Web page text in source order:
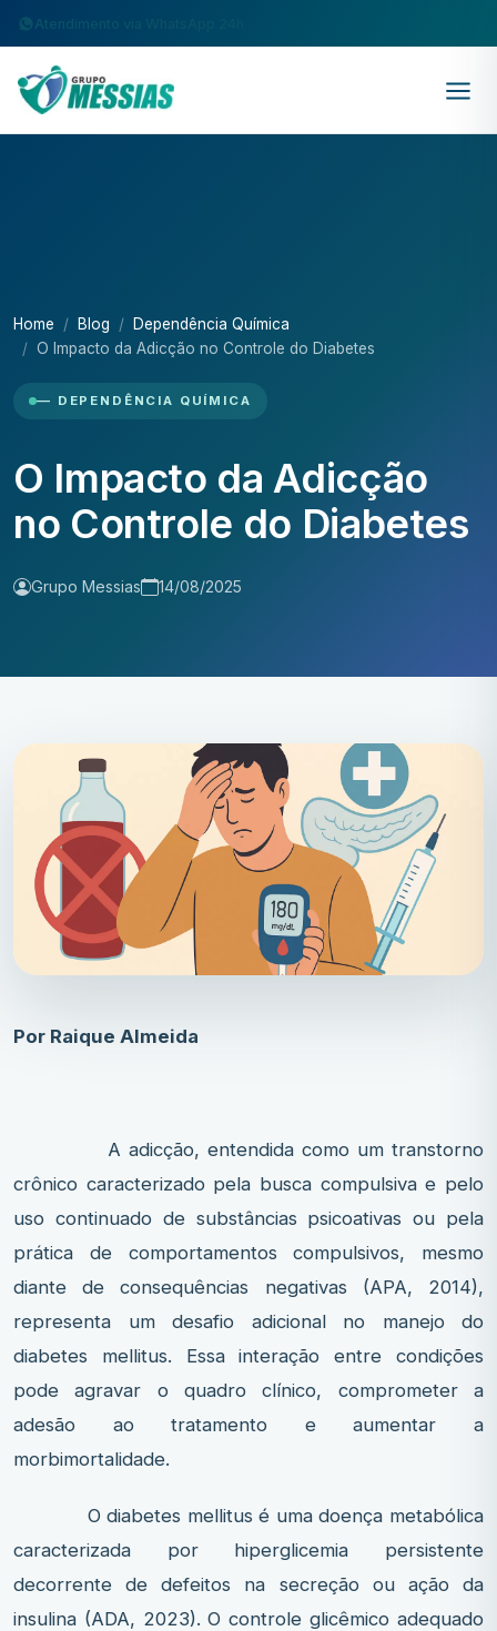
Atendimento via WhatsApp 24h
Home Blog
Dependência Química
O Impacto da Adicção no Controle do Diabetes
— DEPENDÊNCIA QUÍMICA
O Impacto da Adicção
no Controle do Diabetes
Grupo Messias 14/08/2025
Por Raique Almeida
A adicção, entendida como um transtorno
crônico caracterizado pela busca compulsiva e pelo
uso continuado de substâncias psicoativas ou pela
prática de comportamentos compulsivos, mesmo
diante de consequências negativas (APA, 2014),
representa um desafio adicional no manejo do
diabetes mellitus. Essa interação entre condições
pode agravar o quadro clínico, comprometer a
adesão ao tratamento e aumentar a
morbimortalidade.
O diabetes mellitus é uma doença metabólica
caracterizada por hiperglicemia persistente
decorrente de defeitos na secreção ou ação da
insulina (ADA, 2023). O controle glicêmico adequado